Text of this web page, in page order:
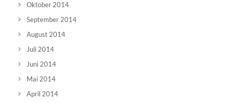
Oktober 2014
September 2014
August 2014
Juli 2014
Juni 2014
Mai 2014
April 2014